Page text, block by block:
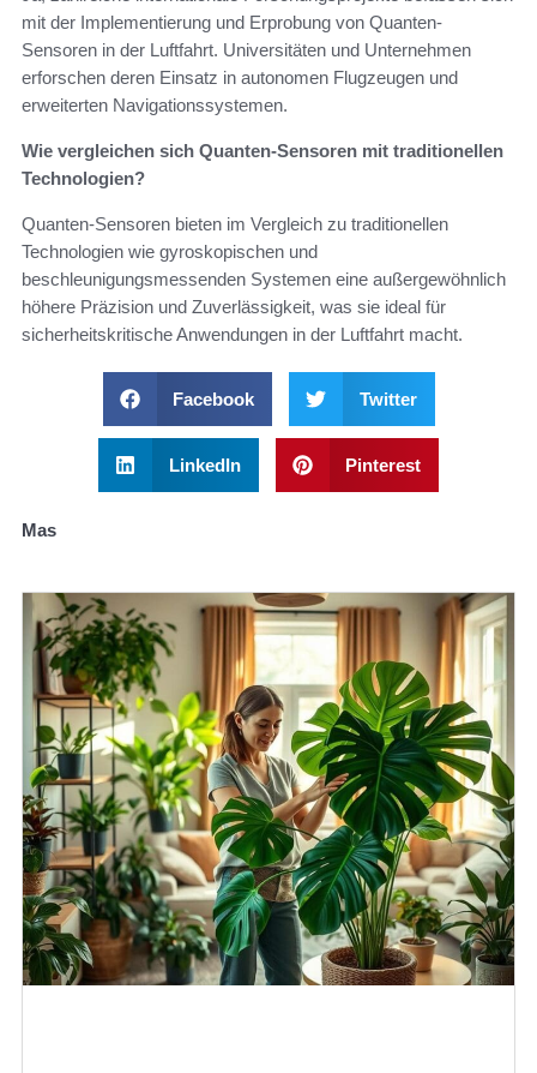
mit der Implementierung und Erprobung von Quanten-
Sensoren in der Luftfahrt. Universitäten und Unternehmen
erforschen deren Einsatz in autonomen Flugzeugen und
erweiterten Navigationssystemen.
Wie vergleichen sich Quanten-Sensoren mit traditionellen
Technologien?
Quanten-Sensoren bieten im Vergleich zu traditionellen
Technologien wie gyroskopischen und
beschleunigungsmessenden Systemen eine außergewöhnlich
höhere Präzision und Zuverlässigkeit, was sie ideal für
sicherheitskritische Anwendungen in der Luftfahrt macht.
Facebook Twitter
LinkedIn Pinterest
Mas